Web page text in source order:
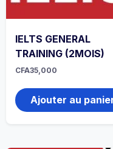
IELTS GENERAL
TRAINING (2MOIS)
CFA35,000
Ajouter au